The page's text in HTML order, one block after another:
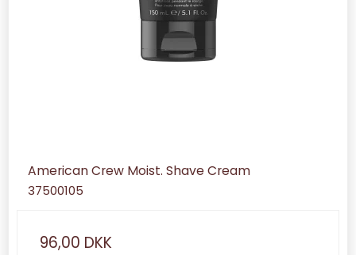
American Crew Moist. Shave Cream
37500105
96,00 DKK